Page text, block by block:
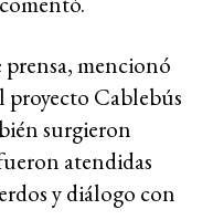
mencionó
Cablebús
surgieron
atendidas
y diálogo con